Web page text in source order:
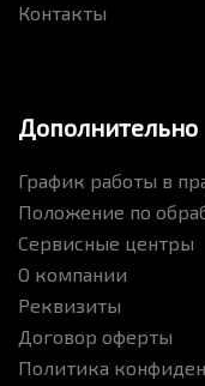
Контакты
Дополнительно
График работы в
Положение по
Сервисные центры
О компании
Реквизиты
Договор оферты
Политика